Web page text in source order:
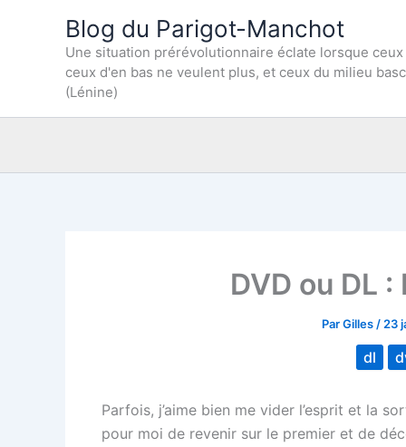
Blog du Parigot-Manchot
Une situation prérévolutionnaire éclate lorsque
ceux d'en bas ne veulent plus, et ceux du milieu
(Lénine)
DVD ou DL
ParGilles / 23
dl
Parfois, j’aime bien me vider l’esprit et la
pour moi de revenir sur le premier et de